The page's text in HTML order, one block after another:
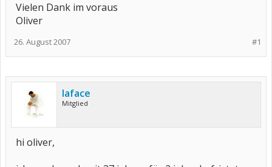
Vielen Dank im voraus
Oliver
#1
26. August 2007
laface
Mitglied
hi oliver,